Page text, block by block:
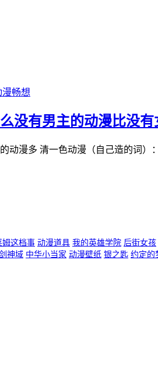
漫畅想
没有男主的动漫比没有
动漫多 清一色动漫（自己造的词
姆这档事 动漫道具 我的英雄学院 后街女孩
神域 中华小当家 动漫壁纸 银之匙 约定的